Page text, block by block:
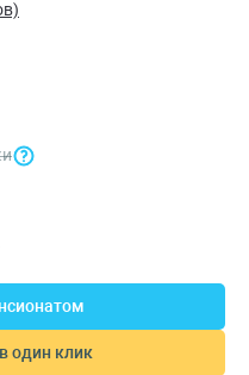
один клик